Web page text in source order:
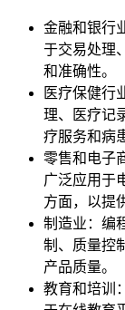
金融和银行
于交易处理
和准确性。
医疗保健行
理、医疗记
疗服务和病
零售和电子
广泛应用于
方面，以提
制造业：编
制、质量控
产品质量。
教育和培训